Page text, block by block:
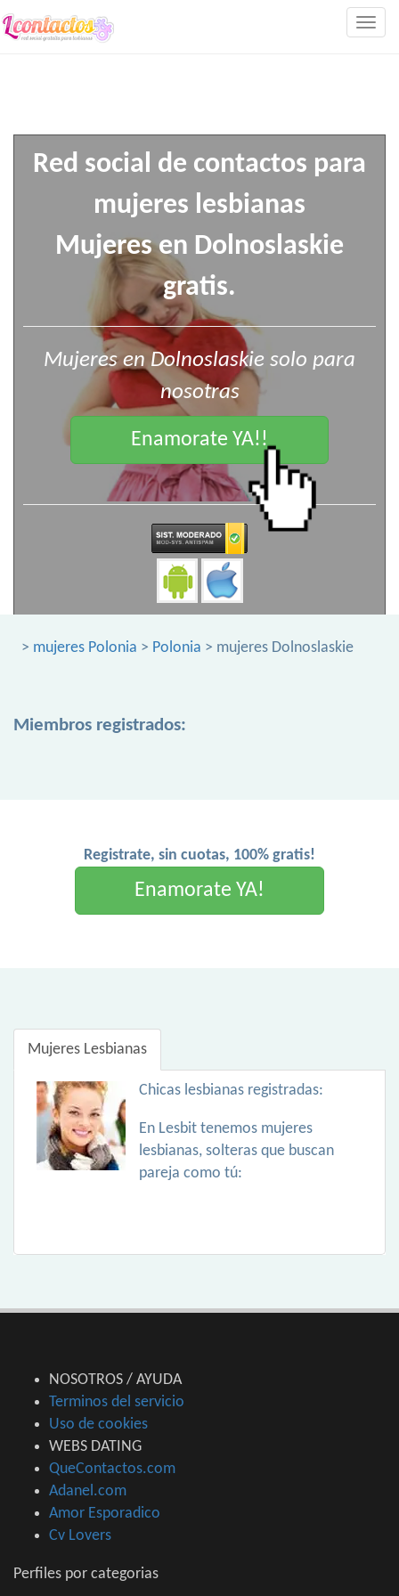
Red social de contactos para
mujeres lesbianas
Mujeres en Dolnoslaskie
gratis.
Mujeres en Dolnoslaskie solo para
nosotras
Enamorate YA!!
> mujeres Polonia > Polonia > mujeres Dolnoslaskie
Miembros registrados:
Registrate, sin cuotas, 100% gratis!
Enamorate YA!
Mujeres Lesbianas
Chicas lesbianas registradas:
En Lesbit tenemos mujeres
lesbianas, solteras que buscan
pareja como tú:
NOSOTROS / AYUDA
Terminos del servicio
Uso de cookies
WEBS DATING
QueContactos.com
Adanel.com
Amor Esporadico
Cv Lovers
Perfiles por categorias